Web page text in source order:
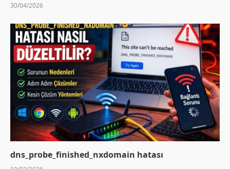
30/04/2026
dns_probe_finished_nxdomain hatası